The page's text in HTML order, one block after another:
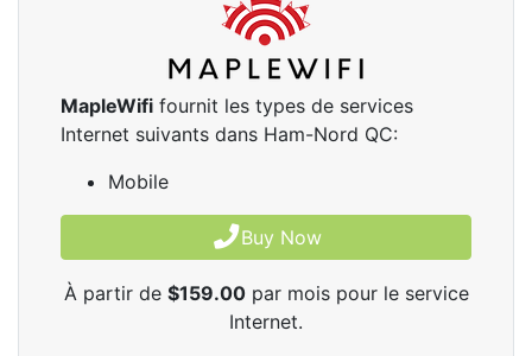
MapleWifi fournit les types de services
Internet suivants dans Ham-Nord QC:
Mobile
Buy Now
À partir de $159.00par mois pour le service
Internet.